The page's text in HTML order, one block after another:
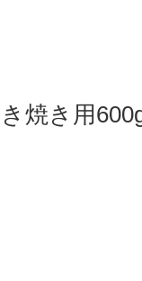
焼き用